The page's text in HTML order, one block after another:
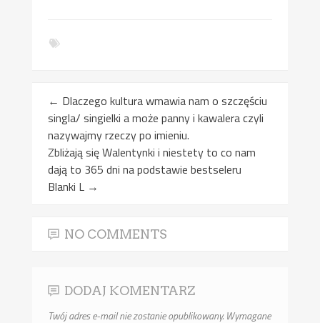
← Dlaczego kultura wmawia nam o szczęściu
singla/ singielki a może panny i kawalera czyli
nazywajmy rzeczy po imieniu.
Zbliżają się Walentynki i niestety to co nam
dają to 365 dni na podstawie bestseleru
Blanki L →
NO COMMENTS
DODAJ KOMENTARZ
Twój adres e-mail nie zostanie opublikowany. Wymagane